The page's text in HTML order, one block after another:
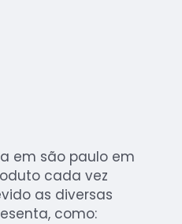
em são paulo em
cada vez
as diversas
como: